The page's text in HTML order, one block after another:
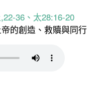
36、太28:16-20
的創造、救贖與同行